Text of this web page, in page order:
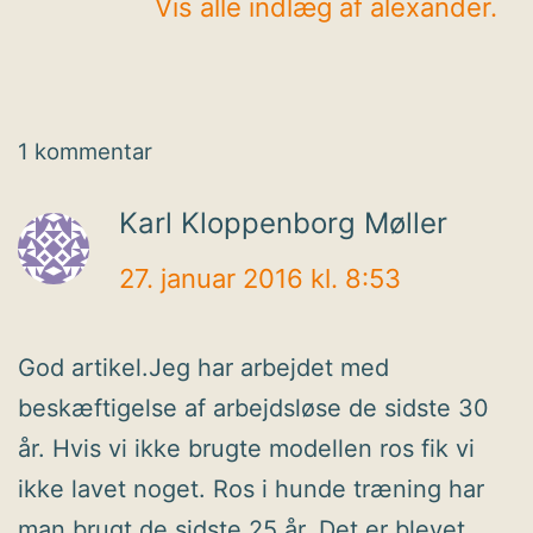
Vis alle indlæg af alexander.
1 kommentar
Karl Kloppenborg Møller
27. januar 2016 kl. 8:53
God artikel.Jeg har arbejdet med
beskæftigelse af arbejdsløse de sidste 30
år. Hvis vi ikke brugte modellen ros fik vi
ikke lavet noget. Ros i hunde træning har